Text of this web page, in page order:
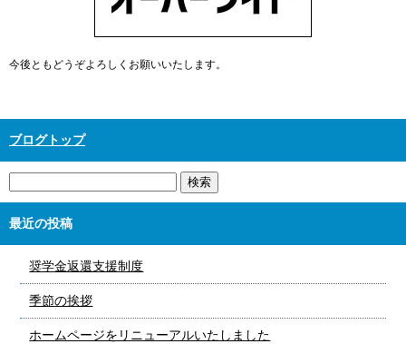
今後ともどうぞよろしくお願いいたします。
ブログトップ
最近の投稿
奨学金返還支援制度
季節の挨拶
ホームページをリニューアルいたしました